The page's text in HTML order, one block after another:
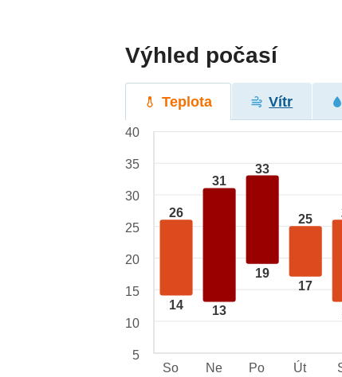
Výhled počasí
Teplota Vítr
26
14
31
13
33
19
25
17
40
35
30
25
20
15
10
5
So
Ne Po Út